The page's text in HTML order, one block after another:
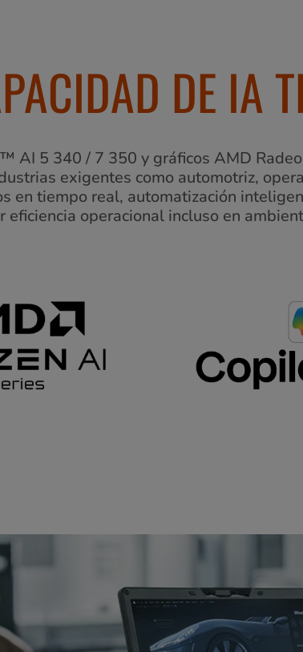
DE IA
AI 5 340 / 7 350 y gráficos AMD
exigentes como automotriz,
en tiempo real, automatización
eficiencia operacional incluso en